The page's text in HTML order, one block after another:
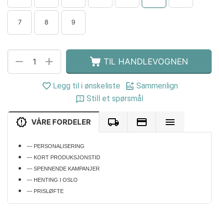
7 8 9
+
− TIL HANDLEVOGNEN
Legg til i ønskeliste
Sammenlign
Still et spørsmål
VÅRE FORDELER
— PERSONALISERING
— KORT PRODUKSJONSTID
— SPENNENDE KAMPANJER
— HENTING I OSLO
— PRISLØFTE